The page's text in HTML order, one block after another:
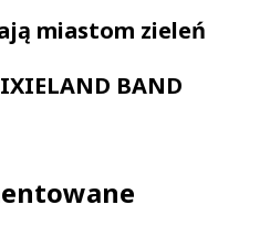
miastom zieleń
BAND